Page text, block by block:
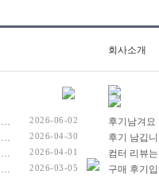
40.8cm(16인치)
40.89cm(16.1인치)
41.05cm(16.2인치)
43.18cm(17인치)
43.94cm(17.3인치)
45.72cm(18인치)
회사소개
[공지] 신용카드 2026년 6월 무이자 행사 안내드립니다. 2026-06-02
[공지] 신용카드 2026년 5월 무이자 행사 안내드립니다. 2026-04-30
[공지] 신용카드 2026년 4월 무이자 행사 안내드립니다. 2026-04-01
[공지] 신용카드 2026년 3월 무이자 행사 안내드립니다. 2026-03-05
후기남겨요
후기 남깁
컴터 리뷰
구매 후기